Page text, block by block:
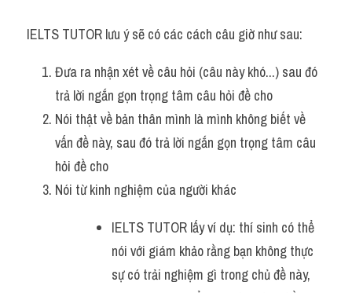
IELTS TUTOR lưu ý sẽ có các cách câu giờ như sau:
Đưa ra nhận xét về câu hỏi (câu này khó...) sau đó
trả lời ngắn gọn trọng tâm câu hỏi đề cho
Nói thật về bản thân mình là mình không biết về
vấn đề này, sau đó trả lời ngắn gọn trọng tâm câu
hỏi đề cho
Nói từ kinh nghiệm của người khác
IELTS TUTOR lấy ví dụ: thí sinh có thể
nói với giám khảo rằng bạn không thực
sự có trải nghiệm gì trong chủ đề này,